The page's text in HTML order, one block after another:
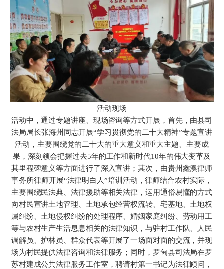
活动现场
活动中，通过专题讲座、现场咨询等方式开展，首先，由县司
法局局长张海州同志开展“学习贯彻党的二十大精神”专题宣讲
活动，主要围绕党的二十大的重大意义和重大主题、主要成
果，深刻领会把握过去5年的工作和新时代10年的伟大变革及
其里程碑意义等方面进行了深入宣讲；其次，由贵州鑫澳律师
事务所律师开展“法律明白人”培训活动，律师结合农村实际，
主要围绕民法典、法律援助等相关法律，运用通俗易懂的方式
向村民宣讲土地管理、土地承包经营权流转、宅基地、土地权
属纠纷、土地侵权纠纷的处理程序、婚姻家庭纠纷、劳动用工
等与农村生产生活息息相关的法律知识，与驻村工作队、人民
调解员、护林员、群众代表等开展了一场面对面的交流，并现
场为村民提供法律咨询和法律服务；同时，罗甸县司法局在罗
苏村建成公共法律服务工作室，聘请村第一书记为法律顾问，